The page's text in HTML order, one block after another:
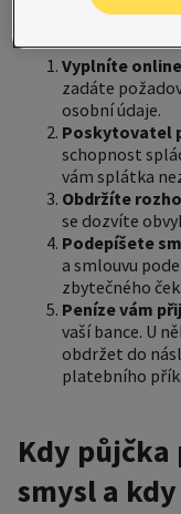
obvykle
Vyplníte
zadáte
osobní údaje.
Poskytovatel
schopnost
vám splátka
Obdržíte
se dozvíte
Podepíšete
a smlouvu
zbytečného
Peníze vám
vaší bance. U
obdržet do
platebního
Kdy půjčka
smysl a